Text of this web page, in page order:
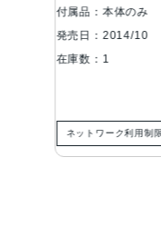
属品：本体のみ
売日：2014/10
ネットワーク利用制限◯